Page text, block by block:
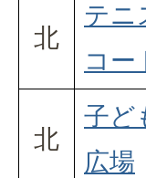
北
テニ
コー
北
子ど
広場